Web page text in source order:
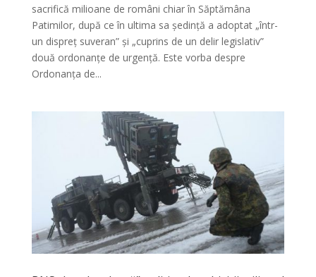
sacrifică milioane de români chiar în Săptămâna
Patimilor, după ce în ultima sa ședință a adoptat „într-
un dispreț suveran” și „cuprins de un delir legislativ”
două ordonanțe de urgență. Este vorba despre
Ordonanța de...